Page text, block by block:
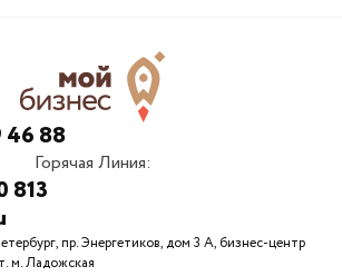
46 88
Горячая Линия:
813
пр. Энергетиков, дом 3 А, бизнес-центр
м. Ладожская